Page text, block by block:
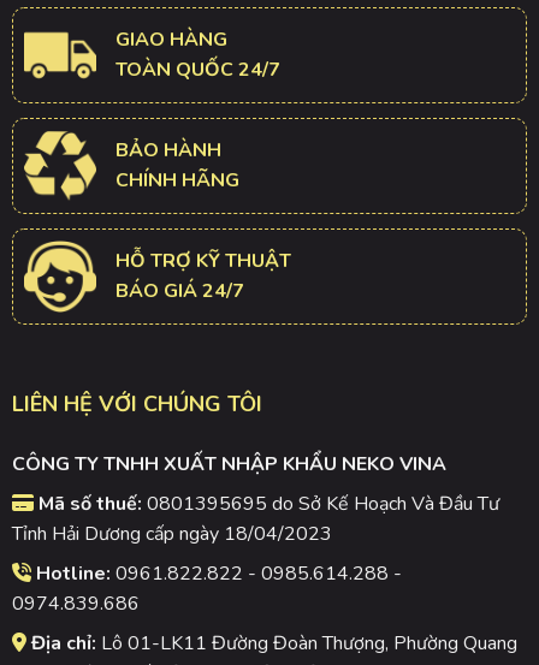
GIAO HÀNG
TOÀN QUỐC 24/7
BẢO HÀNH
CHÍNH HÃNG
HỖ TRỢ KỸ THUẬT
BÁO GIÁ 24/7
LIÊN HỆ VỚI CHÚNG TÔI
CÔNG TY TNHH XUẤT NHẬP KHẨU NEKO VINA
Mã số thuế: 0801395695 do Sở Kế Hoạch Và Đầu Tư
Tỉnh Hải Dương cấp ngày 18/04/2023
Hotline: 0961.822.822 - 0985.614.288 -
0974.839.686
Địa chỉ: Lô 01-LK11 Đường Đoàn Thượng, Phường Quang